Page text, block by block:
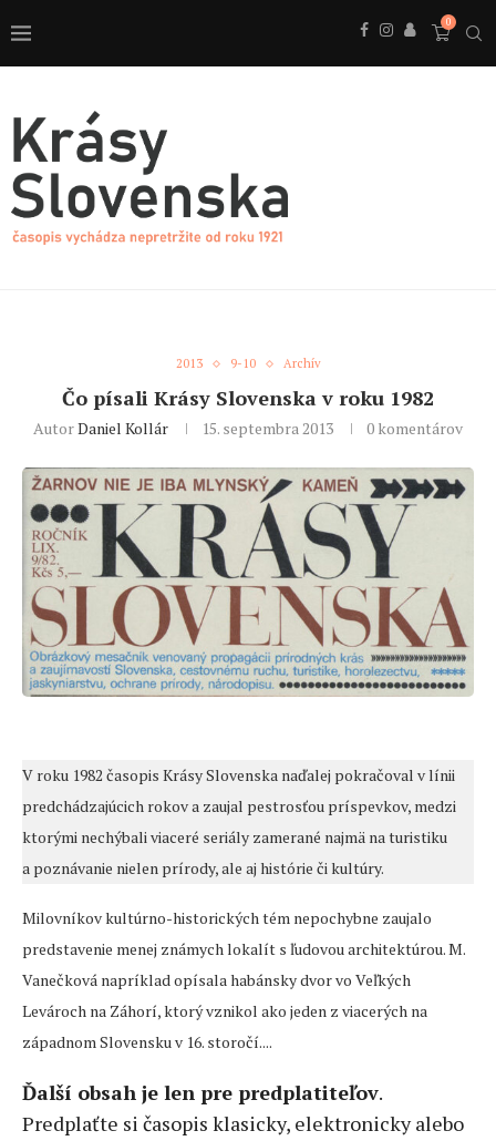
0
2013 9-10 Archív
Čo písali Krásy Slovenska v roku 1982
AutorDaniel Kollár 15. septembra 2013 0 komentárov
V roku 1982 časopis Krásy Slovenska naďalej pokračoval v línii
predchádzajúcich rokov a zaujal pestrosťou príspevkov, medzi
ktorými nechýbali viaceré seriály zamerané najmä na turistiku
a poznávanie nielen prírody, ale aj histórie či kultúry.
Milovníkov kultúrno-historických tém nepochybne zaujalo
predstavenie menej známych lokalít s ľudovou architektúrou. M.
Vanečková napríklad opísala habánsky dvor vo Veľkých
Levároch na Záhorí, ktorý vznikol ako jeden z viacerých na
západnom Slovensku v 16. storočí....
Ďalší obsah je len pre predplatiteľov.
Predplaťte si časopis klasicky, elektronicky alebo